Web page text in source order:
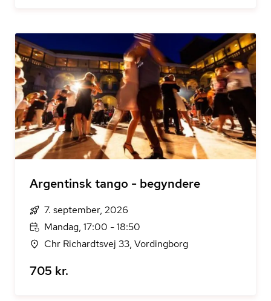
Argentinsk tango - begyndere
7. september, 2026
Mandag, 17:00 - 18:50
Chr Richardtsvej 33, Vordingborg
705 kr.